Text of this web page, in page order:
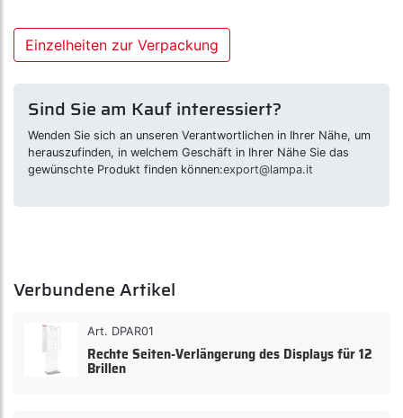
Einzelheiten zur Verpackung
Sind Sie am Kauf interessiert?
Wenden Sie sich an unseren Verantwortlichen in Ihrer Nähe, um
herauszufinden, in welchem Geschäft in Ihrer Nähe Sie das
gewünschte Produkt finden können:export@lampa.it
Verbundene Artikel
Art. DPAR01
Rechte Seiten-Verlängerung des Displays für 12
Brillen